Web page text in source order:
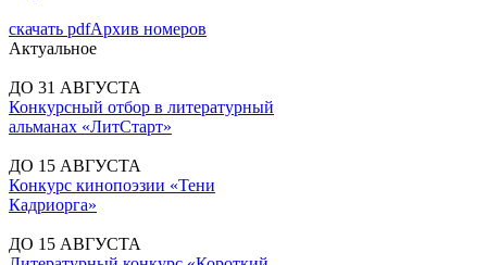
скачать pdfАрхив номеров
Актуальное
ДО 31 АВГУСТА
Конкурсный отбор в литературный
альманах «ЛитСтарт»
ДО 15 АВГУСТА
Конкурс кинопоэзии «Тени
Кадриорга»
ДО 15 АВГУСТА